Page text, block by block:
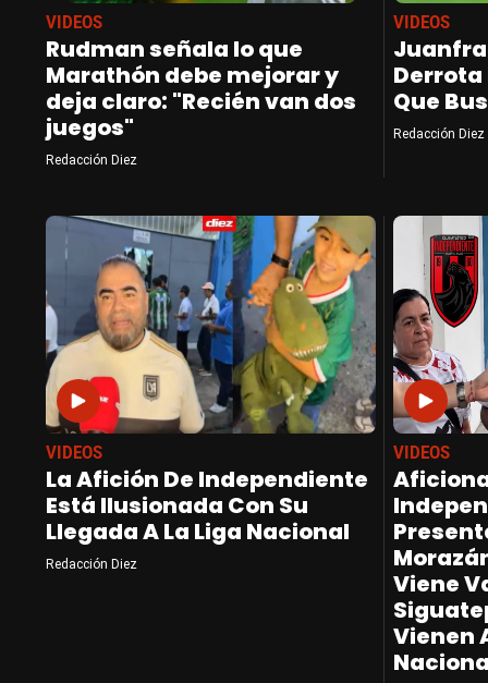
VIDEOS
Rudman señala lo que
Marathón debe mejorar y
deja claro: "Recién van dos
juegos"
Redacción Diez
VIDEOS
Derrota
Que
Redacción Diez
VIDEOS
La Afición De Independiente
Está Ilusionada Con Su
Llegada A La Liga Nacional
Redacción Diez
VIDEOS
Viene
Vienen